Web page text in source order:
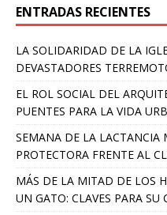
ENTRADAS RECIENTES
LA SOLIDARIDAD DE LA
DEVASTADORES
EL ROL SOCIAL DEL
PUENTES PARA LA VIDA
SEMANA DE LA LACTANCIA
PROTECTORA FRENTE AL
MÁS DE LA MITAD DE LOS
UN GATO: CLAVES PARA SU